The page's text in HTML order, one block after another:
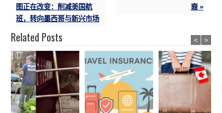
图正在改变：削减美国航
班，转向墨西哥与新兴市场
裔 »
Related Posts < >